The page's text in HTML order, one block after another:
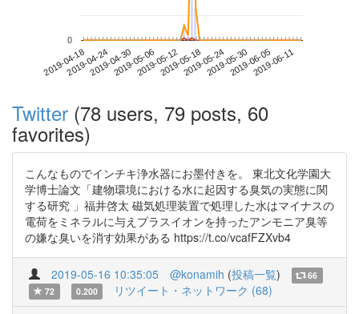
2019-04-182019-04-242019-04-302019-05-062019-05-122019-05-182019-05-242019-05-302019-06-052019-06-11
0
Twitter (78 users, 79 posts, 60
favorites)
こんなものでインチキ浄水器にお墨付きを。 東北文化学園大
学博士論文「建物環境における水に起因する臭気の実態に関
する研究 」福井啓太 磁気処理装置で処理した水はマイナスの
電荷をミネラルに与えプラスイオンを持ったアンモニア臭等
の嫌な臭いを消す効果がある https://t.co/vcafFZXvb4
2019-05-16 10:35:05 @konamih (投稿一覧)
66
72
0.200 リツイート・ネットワーク (68)